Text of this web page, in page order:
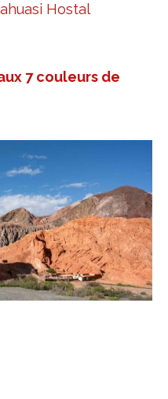
Hostal
7 couleurs de